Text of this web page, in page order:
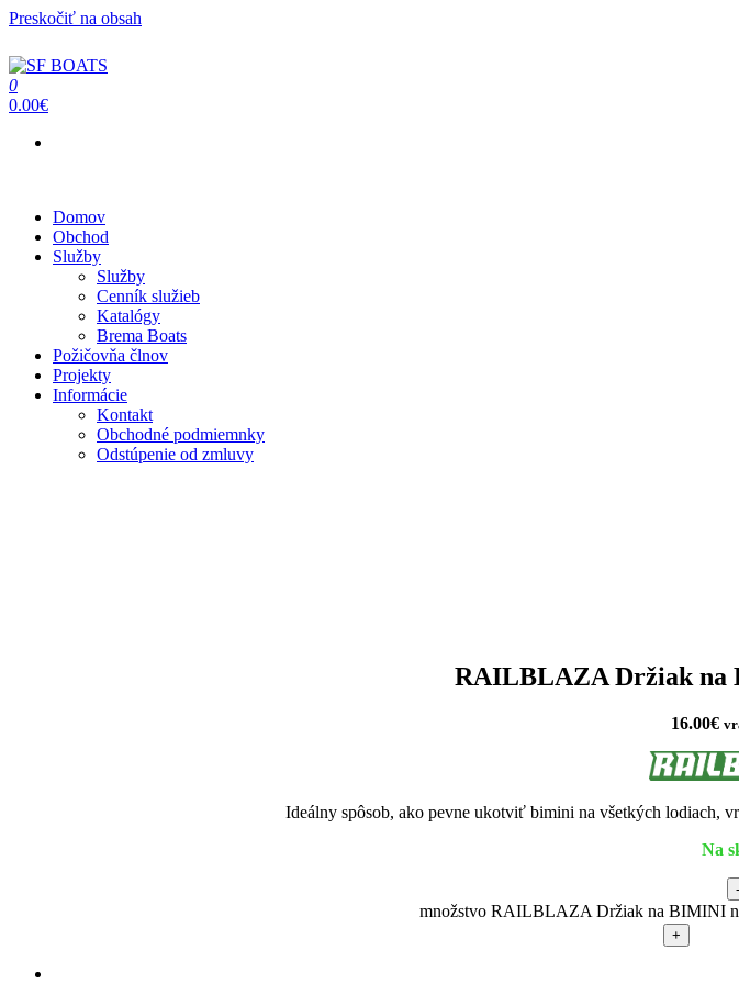
Preskočiť na obsah
SF BOATS
Predaj, oprava, servis člnov a lodí
0
0.00€
Domov
Obchod
Služby
Služby
Cenník služieb
Katalógy
Brema Boats
Požičovňa člnov
Projekty
Informácie
Kontakt
Obchodné podmiemnky
Odstúpenie od zmluvy
RAILBLAZA Držiak na
16.00€
Ideálny spôsob, ako pevne ukotviť bimini na všetkých lodiach,
Na
-
množstvo RAILBLAZA Držiak na BIMINI
+